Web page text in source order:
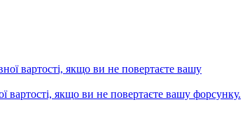
якщо ви не повертаєте вашу форсунку.